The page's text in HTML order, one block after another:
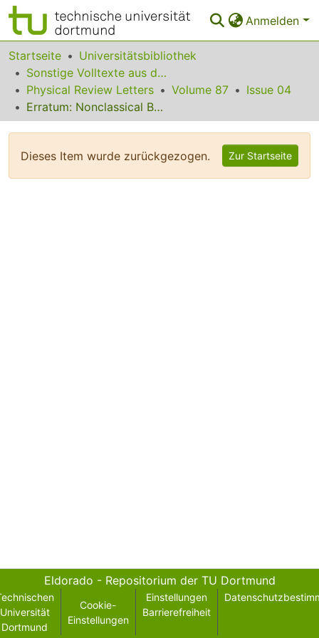
Anmelden
Bereiche & Sammlungen
Das gesamte Repositorium
Statistiken
Startseite
Universitätsbibliothek
Sonstige Volltexte aus dem Bibliotheksangebot
Physical Review Letters
Volume 87
Issue 04
Erratum: Nonclassical Behavior in the Capacitance of a Nanojunction
Dieses Item wurde zurückgezogen. Zur Startseite
Eldorado - Repositorium der TU Dortmund
Universität
Dortmund
Cookie-
Einstellungen
Einstellungen
Barrierefreiheit